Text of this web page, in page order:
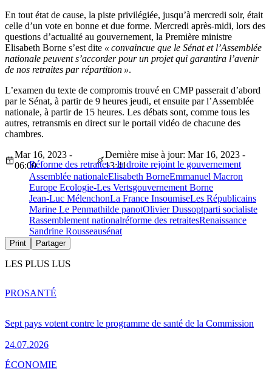
En tout état de cause, la piste privilégiée, jusqu’à mercredi soir, était
celle d’un vote en bonne et due forme. Mercredi après-midi, lors des
questions d’actualité au gouvernement, la Première ministre
Elisabeth Borne s’est dite « convaincue que le Sénat et l’Assemblée
nationale peuvent s’accorder pour un projet qui garantira l’avenir
de nos retraites par répartition ».
L’examen du texte de compromis trouvé en CMP passerait d’abord
par le Sénat, à partir de 9 heures jeudi, et ensuite par l’Assemblée
nationale, à partir de 15 heures. Les débats sont, comme tous les
autres, retransmis en direct sur le portail vidéo de chacune des
chambres.
Réforme des retraites : la droite rejoint le gouvernement
Mar 16, 2023 -
06:00
Dernière mise à jour: Mar 16, 2023 -
13:41
Assemblée nationaleElisabeth BorneEmmanuel Macron
Europe Ecologie-Les Vertsgouvernement Borne
Jean-Luc MélenchonLa France InsoumiseLes Républicains
Marine Le Penmathilde panotOlivier Dussoptparti socialiste
Rassemblement nationalréforme des retraitesRenaissance
Sandrine Rousseausénat
Print Partager
LES PLUS LUS
Sept pays votent contre le programme de santé de la Commission
24.07.2026
PROSANTÉ
ÉCONOMIE